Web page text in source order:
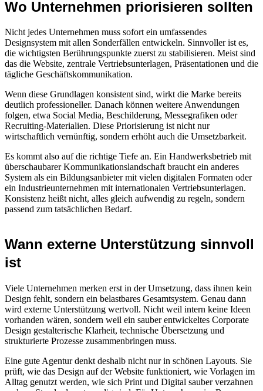
Wo Unternehmen priorisieren sollten
Nicht jedes Unternehmen muss sofort ein umfassendes
Designsystem mit allen Sonderfällen entwickeln. Sinnvoller ist es,
die wichtigsten Berührungspunkte zuerst zu stabilisieren. Meist sind
das die Website, zentrale Vertriebsunterlagen, Präsentationen und die
tägliche Geschäftskommunikation.
Wenn diese Grundlagen konsistent sind, wirkt die Marke bereits
deutlich professioneller. Danach können weitere Anwendungen
folgen, etwa Social Media, Beschilderung, Messegrafiken oder
Recruiting-Materialien. Diese Priorisierung ist nicht nur
wirtschaftlich vernünftig, sondern erhöht auch die Umsetzbarkeit.
Es kommt also auf die richtige Tiefe an. Ein Handwerksbetrieb mit
überschaubarer Kommunikationslandschaft braucht ein anderes
System als ein Bildungsanbieter mit vielen digitalen Formaten oder
ein Industrieunternehmen mit internationalen Vertriebsunterlagen.
Konsistenz heißt nicht, alles gleich aufwendig zu regeln, sondern
passend zum tatsächlichen Bedarf.
Wann externe Unterstützung sinnvoll
ist
Viele Unternehmen merken erst in der Umsetzung, dass ihnen kein
Design fehlt, sondern ein belastbares Gesamtsystem. Genau dann
wird externe Unterstützung wertvoll. Nicht weil intern keine Ideen
vorhanden wären, sondern weil ein sauber entwickeltes Corporate
Design gestalterische Klarheit, technische Übersetzung und
strukturierte Prozesse zusammenbringen muss.
Eine gute Agentur denkt deshalb nicht nur in schönen Layouts. Sie
prüft, wie das Design auf der Website funktioniert, wie Vorlagen im
Alltag genutzt werden, wie sich Print und Digital sauber verzahnen